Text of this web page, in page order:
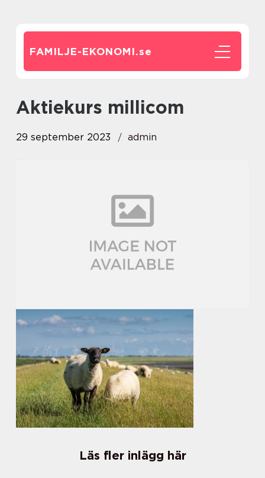
FAMILJE-EKONOMI.se
aktiekurs millicom
29 september 2023 admin
Läs fler inlägg här